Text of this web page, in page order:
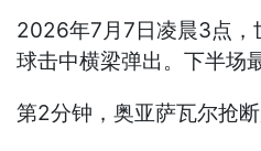
2026年7月7日凌晨3点，
球击中横梁弹出。下半场
第2分钟，奥亚萨瓦尔抢